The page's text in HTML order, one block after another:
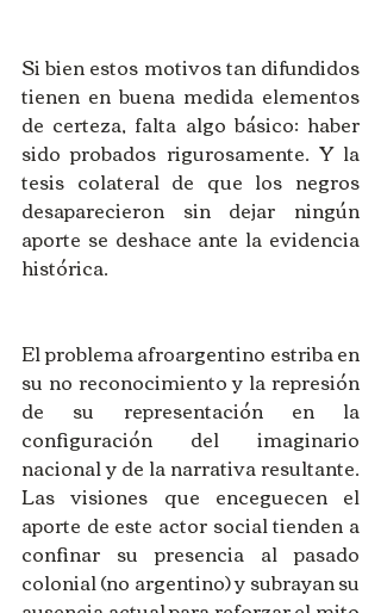
Si bien estos motivos tan difundidos
tienen en buena medida elementos
de certeza, falta algo básico: haber
sido probados rigurosamente. Y la
tesis colateral de que los negros
desaparecieron sin dejar ningún
aporte se deshace ante la evidencia
histórica.
El problema afroargentino estriba en
su no reconocimiento y la represión
de su representación en la
configuración del imaginario
nacional y de la narrativa resultante.
Las visiones que enceguecen el
aporte de este actor social tienden a
confinar su presencia al pasado
colonial (no argentino) y subrayan su